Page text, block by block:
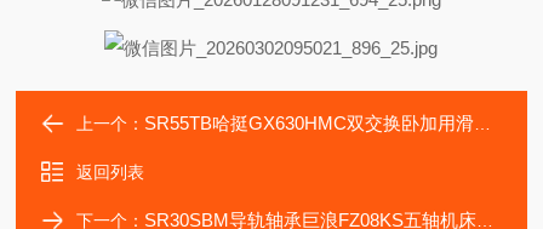
上一个： SR55TB哈挺GX630HMC双交换卧加用滑块SR45TB导轨
返回列表
下一个： SR30SBM导轨轴承巨浪FZ08KS五轴机床维修大改用滑块SR30SB